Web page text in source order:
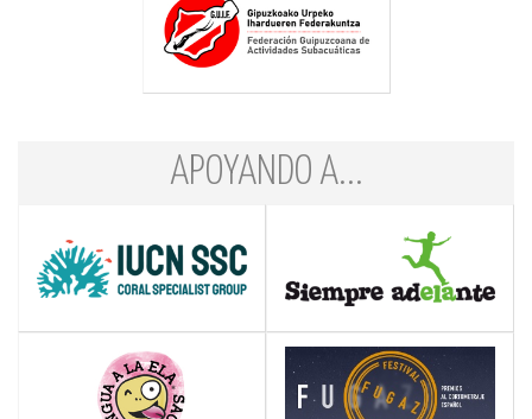
APOYANDO A...